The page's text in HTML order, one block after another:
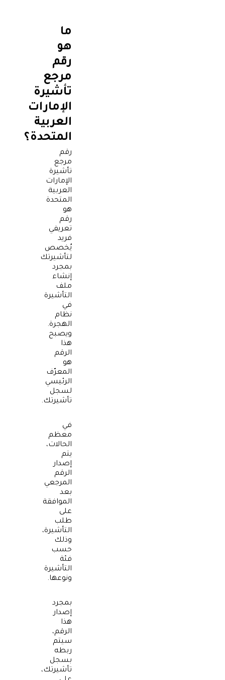
ما
هو
رقم
مرجع
تأشيرة
الإمارات
العربية
المتحدة؟
رقم
مرجع
تأشيرة
الإمارات
العربية
المتحدة
هو
رقم
تعريفي
فريد
يُخصص
لتأشيرتك
بمجرد
إنشاء
ملف
التأشيرة
في
نظام
الهجرة.
ويصبح
هذا
الرقم
هو
المعرّف
الرئيسي
لسجل
تأشيرتك.
في
معظم
الحالات،
يتم
إصدار
الرقم
المرجعي
بعد
الموافقة
على
طلب
التأشيرة،
وذلك
حسب
فئة
التأشيرة
ونوعها.
بمجرد
إصدار
هذا
الرقم،
سيتم
ربطه
بسجل
تأشيرتك،